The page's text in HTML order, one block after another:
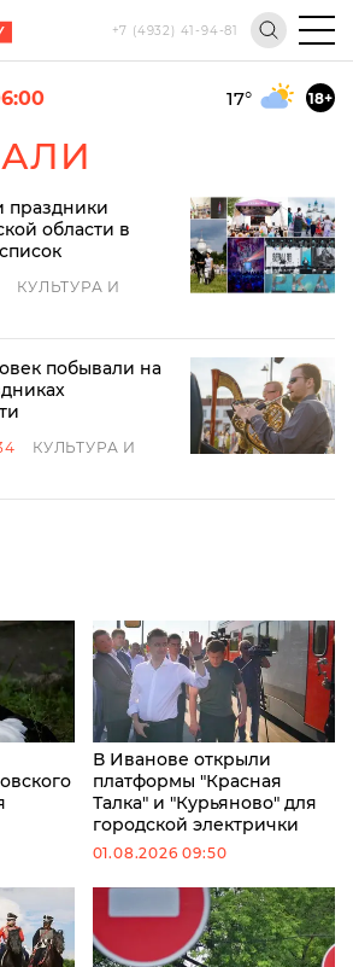
+7 (4932) 41-94-81
17° 18+
праздники
области в
КУЛЬТУРА И
побывали на
КУЛЬТУРА И
В Иванове открыли
платформы "Красная
Талка" и "Курьяново" для
городской электрички
01.08.2026 09:50